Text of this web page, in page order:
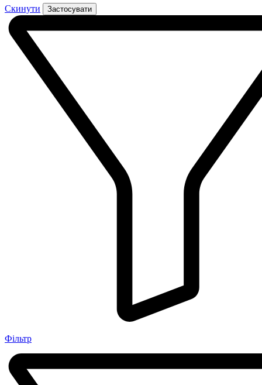
Скинути Застосувати
Фільтр